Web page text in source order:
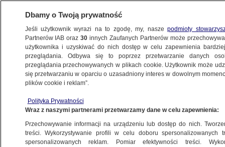
ŚWIAT
zaniepokojeni sytuacją na Krymie
4.03.2014, 07:46Aktualizacja:4.03.2014, 07:58
Dbamy o Twoją prywatność
Jeśli użytkownik wyrazi na to zgodę, my, naszepodmioty
Partnerów IAB oraz30 innych Zaufanych Partnerów może
użytkownika i uzyskiwać do nich dostęp w celu zapewnienia
przeglądania. Odbywa się to poprzez przetwarzanie danych
przeglądania przechowywanych w plikach cookie. Użytkownik może
się przetwarzaniu w oparciu o uzasadniony interes w dowolnym
plików cookie i reklam”.
Polityka Prywatności
Wraz z naszymi partnerami przetwarzamy dane w celu zapewnienia:
Przechowywanie informacji na urządzeniu lub dostęp do nich.
treści. Wykorzystywanie profili w celu doboru spersonalizowanych
spersonalizowanych reklam. Pomiar efektywności treści.